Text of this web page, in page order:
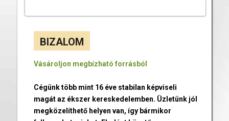
BIZALOM
Vásároljon megbízható forrásból
Cégünk több mint 16 éve stabilan képviseli
magát az ékszer kereskedelemben. Üzletünk jól
megközelíthető helyen van, így bármikor